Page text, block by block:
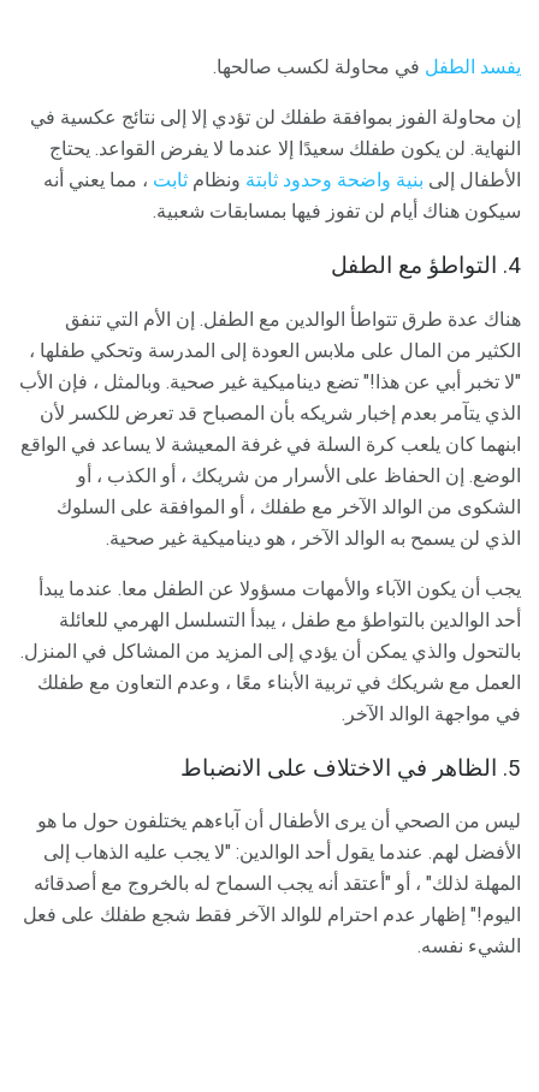
يفسد الطفل في محاولة لكسب صالحها.
إن محاولة الفوز بموافقة طفلك لن تؤدي إلا إلى نتائج عكسية في
النهاية. لن يكون طفلك سعيدًا إلا عندما لا يفرض القواعد. يحتاج
الأطفال إلى بنية واضحة وحدود ثابتة ونظام ثابت ، مما يعني أنه
سيكون هناك أيام لن تفوز فيها بمسابقات شعبية.
4. التواطؤ مع الطفل
هناك عدة طرق تتواطأ الوالدين مع الطفل. إن الأم التي تنفق
الكثير من المال على ملابس العودة إلى المدرسة وتحكي طفلها ،
"لا تخبر أبي عن هذا!" تضع ديناميكية غير صحية. وبالمثل ، فإن الأب
الذي يتآمر بعدم إخبار شريكه بأن المصباح قد تعرض للكسر لأن
ابنهما كان يلعب كرة السلة في غرفة المعيشة لا يساعد في الواقع
الوضع. إن الحفاظ على الأسرار من شريكك ، أو الكذب ، أو
الشكوى من الوالد الآخر مع طفلك ، أو الموافقة على السلوك
الذي لن يسمح به الوالد الآخر ، هو ديناميكية غير صحية.
يجب أن يكون الآباء والأمهات مسؤولا عن الطفل معا. عندما يبدأ
أحد الوالدين بالتواطؤ مع طفل ، يبدأ التسلسل الهرمي للعائلة
بالتحول والذي يمكن أن يؤدي إلى المزيد من المشاكل في المنزل.
العمل مع شريكك في تربية الأبناء معًا ، وعدم التعاون مع طفلك
في مواجهة الوالد الآخر.
5. الظاهر في الاختلاف على الانضباط
ليس من الصحي أن يرى الأطفال أن آباءهم يختلفون حول ما هو
الأفضل لهم. عندما يقول أحد الوالدين: "لا يجب عليه الذهاب إلى
المهلة لذلك" ، أو "أعتقد أنه يجب السماح له بالخروج مع أصدقائه
اليوم!" إظهار عدم احترام للوالد الآخر فقط شجع طفلك على فعل
الشيء نفسه.